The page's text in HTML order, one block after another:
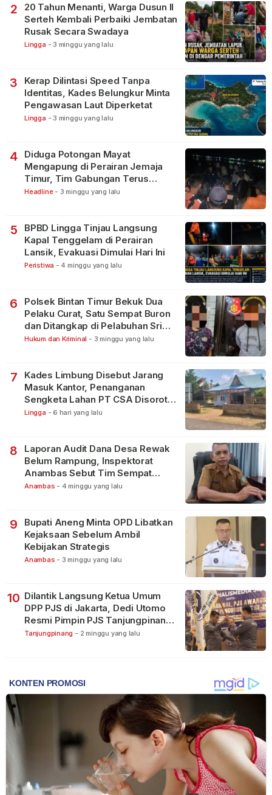
2
20 Tahun Menanti, Warga Dusun II
Serteh Kembali Perbaiki Jembatan
Rusak Secara Swadaya
Lingga - 3 minggu yang lalu
3
Kerap Dilintasi Speed Tanpa
Identitas, Kades Belungkur Minta
Pengawasan Laut Diperketat
Lingga - 3 minggu yang lalu
4
Diduga Potongan Mayat
Mengapung di Perairan Jemaja
Timur, Tim Gabungan Terus
Lakukan Pencarian
Headline - 3 minggu yang lalu
5
BPBD Lingga Tinjau Langsung
Kapal Tenggelam di Perairan
Lansik, Evakuasi Dimulai Hari Ini
Peristiwa - 4 minggu yang lalu
6
Polsek Bintan Timur Bekuk Dua
Pelaku Curat, Satu Sempat Buron
dan Ditangkap di Pelabuhan Sri
Bintan Pura
Hukum dan Kriminal - 3 minggu yang lalu
7
Kades Limbung Disebut Jarang
Masuk Kantor, Penanganan
Sengketa Lahan PT CSA Disorot
Warga
Lingga - 6 hari yang lalu
8
Laporan Audit Dana Desa Rewak
Belum Rampung, Inspektorat
Anambas Sebut Tim Sempat
Terbagi Tangani Kasus Lain
Anambas - 4 minggu yang lalu
9
Bupati Aneng Minta OPD Libatkan
Kejaksaan Sebelum Ambil
Kebijakan Strategis
Anambas - 3 minggu yang lalu
10 Dilantik Langsung Ketua Umum
DPP PJS di Jakarta, Dedi Utomo
Resmi Pimpin PJS Tanjungpinang-
Bintan
Tanjungpinang - 2 minggu yang lalu